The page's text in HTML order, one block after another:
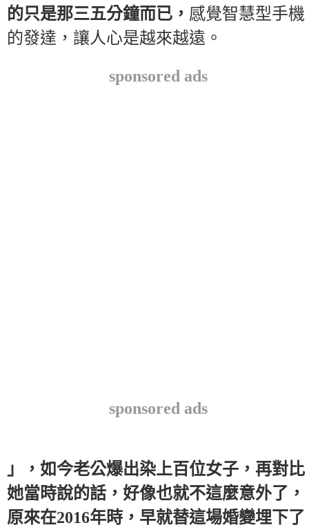
的只是那三五分鐘而已， 感覺智慧型手機
的發達，讓人心是越來越遠。
sponsored ads
sponsored ads
」，如今老公爆出染上百位女子，再對比
她當時說的話，好像也就不這麼意外了，
原來在2016年時，早就替這場婚變埋下了